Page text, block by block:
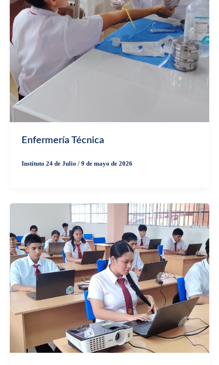
Enfermería Técnica
Instituto 24 de Julio / 9 de mayo de 2026